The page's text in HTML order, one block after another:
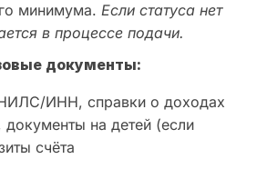
минимума. Если статуса нет
в процессе подачи.
документы:
ИНН, справки о доходах
документы на детей (если
счёта